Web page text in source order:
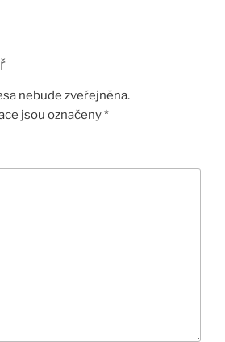
nebude zveřejněna.
jsou označeny*